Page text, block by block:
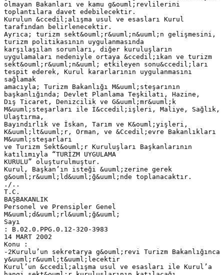
olmayan Bakanları ve kamu g&ouml;revlilerini
toplantılara davet edebilecektir.
Kurulun &ccedil;alışma usul ve esasları Kurul
tarafından belirlenecektir.
Ayrıca; turizm sekt&ouml;r&uuml;n&uuml;n gelişmesini,
turizm politikasının uygulanmasında
karşılaşılan sorunları, diğer kuruluşların
uygulamaları nedeniyle ortaya &ccedil;ıkan ve turizm
sekt&ouml;r&uuml;n&uuml; etkileyen sonu&ccedil;ları
tespit ederek, Kurul kararlarının uygulanmasını
sağlamak
amacıyla; Turizm Bakanlığı M&uuml;steşarının
başkanlığında; Devlet Planlama Teşkilatı, Hazine,
Dış Ticaret, Denizcilik ve G&uuml;mr&uuml;k
M&uuml;steşarları ile İ&ccedil;işleri, Maliye, Sağlık,
Ulaştırma,
Bayındırlık ve İskan, Tarım ve K&ouml;yişleri,
K&uuml;lt&uuml;r, Orman, ve &Ccedil;evre Bakanlıkları
M&uuml;steşarları
ve Turizm Sekt&ouml;r Kuruluşları Başkanlarının
katılımıyla “TURİZM UYGULAMA
KURULU” oluşturulmuştur.
Kurul, Başkan’ın isteği &uuml;zerine gerek
g&ouml;r&uuml;ld&uuml;ğ&uuml;nde toplanacaktır.
./..
T.C.
BAŞBAKANLIK
Personel ve Prensipler Genel
M&uuml;d&uuml;rl&uuml;ğ&uuml;
Sayı
: B.02.0.PPG.0.12-320-3983
14 MART 2002
Konu :
-2Kurulu’un sekretarya g&ouml;revi Turizm Bakanlığınca
y&uuml;r&uuml;t&uuml;lecektir
Kurul’un &ccedil;alışma usul ve esasları ile Kurul’a